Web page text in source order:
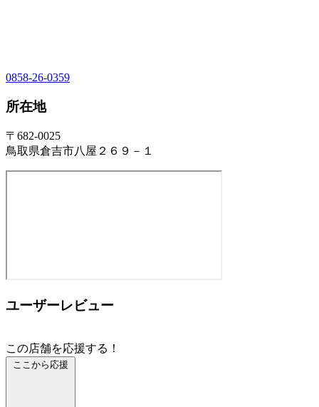
0858-26-0359
所在地
〒682-0025
鳥取県倉吉市八屋２６９－１
ユーザーレビュー
この店舗を応援する！
ここから応援